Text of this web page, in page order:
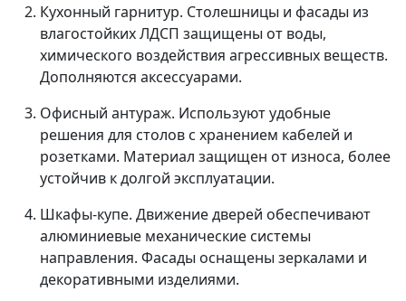
Кухонный гарнитур. Столешницы и фасады из
влагостойких ЛДСП защищены от воды,
химического воздействия агрессивных веществ.
Дополняются аксессуарами.
Офисный антураж. Используют удобные
решения для столов с хранением кабелей и
розетками. Материал защищен от износа, более
устойчив к долгой эксплуатации.
Шкафы-купе. Движение дверей обеспечивают
алюминиевые механические системы
направления. Фасады оснащены зеркалами и
декоративными изделиями.